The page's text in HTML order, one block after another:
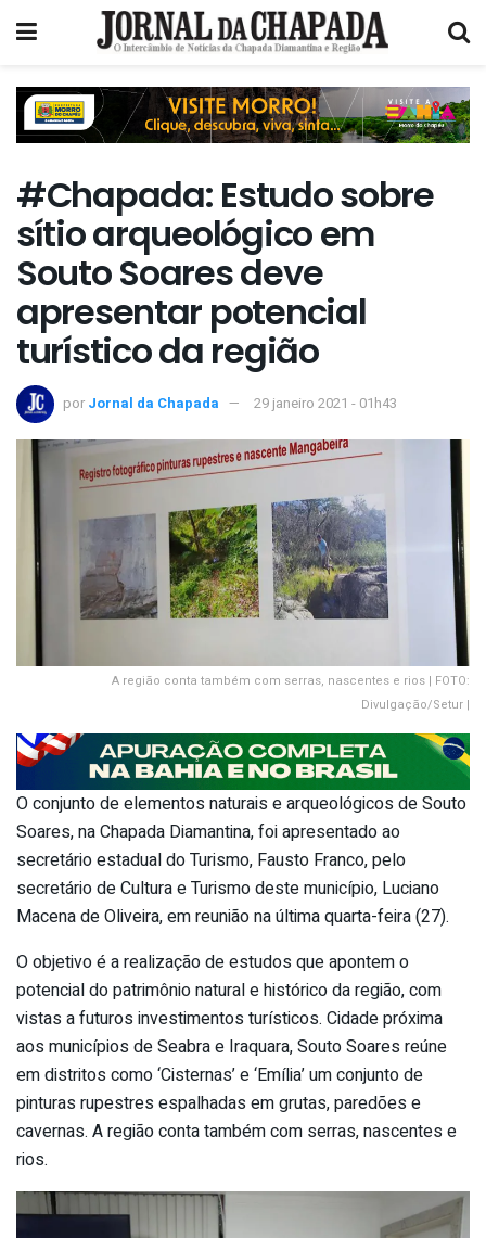
#Chapada: Estudo sobre
sítio arqueológico em
Souto Soares deve
apresentar potencial
turístico da região
por Jornal da Chapada 29 janeiro 2021 - 01h43
A região conta também com serras, nascentes e rios | FOTO:
Divulgação/Setur |
O conjunto de elementos naturais e arqueológicos de Souto
Soares, na Chapada Diamantina, foi apresentado ao
secretário estadual do Turismo, Fausto Franco, pelo
secretário de Cultura e Turismo deste município, Luciano
Macena de Oliveira, em reunião na última quarta-feira (27).
O objetivo é a realização de estudos que apontem o
potencial do patrimônio natural e histórico da região, com
vistas a futuros investimentos turísticos. Cidade próxima
aos municípios de Seabra e Iraquara, Souto Soares reúne
em distritos como ‘Cisternas’ e ‘Emília’ um conjunto de
pinturas rupestres espalhadas em grutas, paredões e
cavernas. A região conta também com serras, nascentes e
rios.